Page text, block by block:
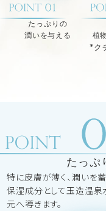
たっぷりの
潤いを与える
植
*ク
たっぷ
特に皮膚が薄く、潤いを
保湿成分として玉造温泉
元へ導きます。